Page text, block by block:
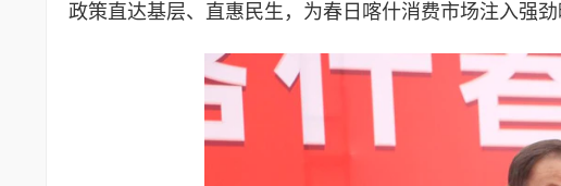
政策直达基层、直惠民生，为春日喀什消费市场注入强劲